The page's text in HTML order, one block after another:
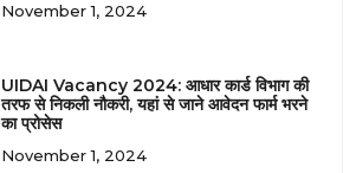
November 1, 2024
UIDAI Vacancy 2024: आधार कार्ड विभाग की
तरफ से निकली नौकरी, यहां से जाने आवेदन फार्म भरने
का प्रोसेस
November 1, 2024